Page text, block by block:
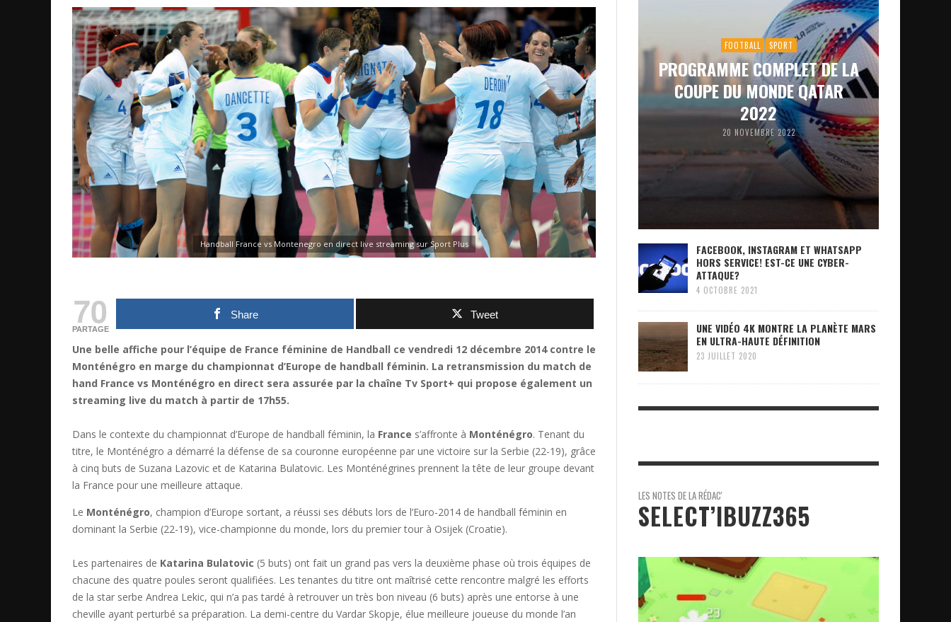
Handball France vs Montenegro en direct live streaming sur Sport Plus
70
PARTAGE
Share Tweet
Une belle affiche pour l’équipe de France féminine de Handball ce vendredi 12 décembre 2014 contre le
Monténégro en marge du championnat d’Europe de handball féminin. La retransmission du match de
hand France vs Monténégro en direct sera assurée par la chaîne Tv Sport+ qui propose également un
streaming live du match à partir de 17h55.
Dans le contexte du championnat d’Europe de handball féminin, la France s’affronte à Monténégro. Tenant du
titre, le Monténégro a démarré la défense de sa couronne européenne par une victoire sur la Serbie (22-19), grâce
à cinq buts de Suzana Lazovic et de Katarina Bulatovic. Les Monténégrines prennent la tête de leur groupe devant
la France pour une meilleure attaque.
Le Monténégro, champion d’Europe sortant, a réussi ses débuts lors de l’Euro-2014 de handball féminin en
dominant la Serbie (22-19), vice-championne du monde, lors du premier tour à Osijek (Croatie).
Les partenaires de Katarina Bulatovic (5 buts) ont fait un grand pas vers la deuxième phase où trois équipes de
chacune des quatre poules seront qualifiées. Les tenantes du titre ont maîtrisé cette rencontre malgré les efforts
de la star serbe Andrea Lekic, qui n’a pas tardé à retrouver un très bon niveau (6 buts) après une entorse à une
cheville ayant perturbé sa préparation. La demi-centre du Vardar Skopje, élue meilleure joueuse du monde l’an
FOOTBALL SPORT
PROGRAMME COMPLET DE LA
COUPE DU MONDE QATAR
2022
20 NOVEMBRE 2022
FACEBOOK, INSTAGRAM ET WHATSAPP
HORS SERVICE! EST-CE UNE CYBER-
ATTAQUE?
4 OCTOBRE 2021
UNE VIDÉO 4K MONTRE LA PLANÈTE MARS
EN ULTRA-HAUTE DÉFINITION
23 JUILLET 2020
LES NOTES DE LA RÉDAC'
SELECT’IBUZZ365